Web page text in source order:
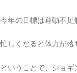
今年の目標は運動不足
忙しくなると体力が落
ということで、ジョギ